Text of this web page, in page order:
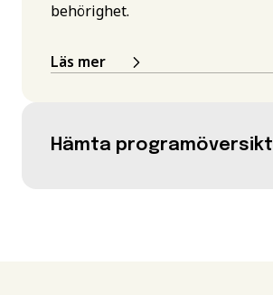
behörighet.
Läs mer
Hämta programöversikt